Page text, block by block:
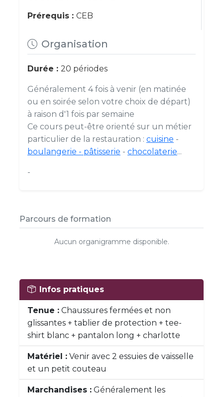
Prérequis : CEB
Organisation
Durée : 20 périodes
Généralement 4 fois à venir (en matinée
ou en soirée selon votre choix de départ)
à raison d'1 fois par semaine
Ce cours peut-être orienté sur un métier
particulier de la restauration : cuisine -
boulangerie - pâtisserie - chocolaterie...
-
Parcours de formation
Aucun organigramme disponible.
Infos pratiques
Tenue : Chaussures fermées et non
glissantes + tablier de protection + tee-
shirt blanc + pantalon long + charlotte
Matériel : Venir avec 2 essuies de vaisselle
et un petit couteau
Marchandises : Généralement les